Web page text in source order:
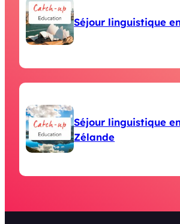
Séjour linguistique
Séjour linguistique
Zélande